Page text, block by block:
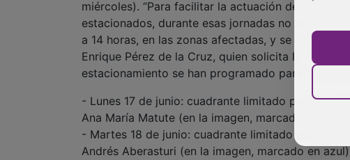
miércoles). “Para facilitar la actuación de los
estacionados, durante esas jornadas no se
a 14 horas, en las zonas afectadas, y se irá
Enrique Pérez de la Cruz, quien solicita la
estacionamiento se han programado para cada
- Lunes 17 de junio: cuadrante limitado por las
Ana María Matute (en la imagen, marcado en rojo).
- Martes 18 de junio: cuadrante limitado por las
Andrés Aberasturi (en la imagen, marcado en